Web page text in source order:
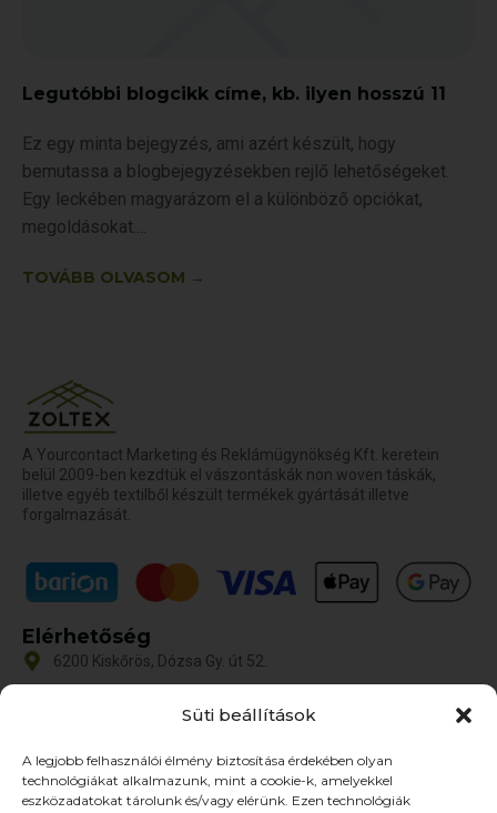
Süti beállítások
A legjobb felhasználói élmény biztosítása érdekében olyan
technológiákat alkalmazunk, mint a cookie-k, amelyekkel
eszközadatokat tárolunk és/vagy elérünk. Ezen technológiák
Legutóbbi blogcikk címe, kb. ilyen hosszú 11
Ez egy minta bejegyzés, ami azért készült, hogy
bemutassa a blogbejegyzésekben rejlő lehetőségeket.
Egy leckében magyarázom el a különböző opciókat,
megoldásokat.
TOVÁBB OLVASOM →
A Yourcontact Marketing és Reklámügynökség Kft. keretein
belül 2009-ben kezdtük el vászontáskák non woven táskák,
illetve egyéb textilből készült termékek gyártását illetve
forgalmazását.
Elérhetőség
6200 Kiskőrös, Dózsa Gy. út 52.
Nyitvatartás
Hétfő-Péntek: 9:00-17:00